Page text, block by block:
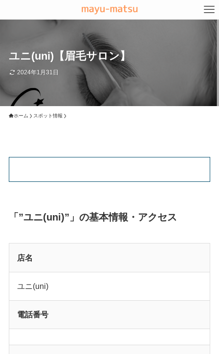
ユニ(uni)【眉毛サロン】
2024年1月31日
ホーム スポット情報
「”ユニ(uni)”」の基本情報・アクセス
店名
ユニ(uni)
電話番号